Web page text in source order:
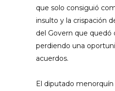
que solo consiguió
insulto y la crispación
del Govern que quedó
perdiendo una
acuerdos.
El diputado menorquín